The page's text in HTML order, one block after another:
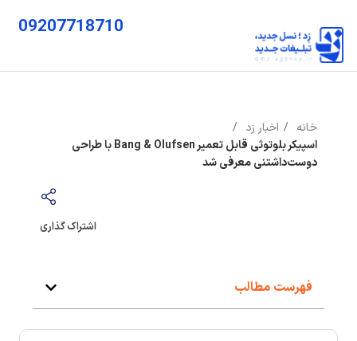
09207718710
خانه
اخبار زد
اسپیکر بلوتوثی قابل تعمیر Bang & Olufsen با طراحی
دوست‌داشتنی معرفی شد
اشتراک گذاری
فهرست مطالب